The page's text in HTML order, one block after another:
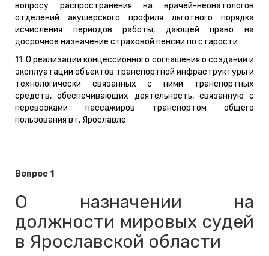
вопросу распространения на врачей-неонатологов
отделений акушерского профиля льготного порядка
исчисления периодов работы, дающей право на
досрочное назначение страховой пенсии по старости
11.О реализации концессионного соглашения о создании и
эксплуатации объектов транспортной инфраструктуры и
технологически связанных с ними транспортных
средств, обеспечивающих деятельность, связанную с
перевозками пассажиров транспортом общего
пользования в г. Ярославле
Вопрос 1
О назначении на
должности мировых судей
в Ярославской области